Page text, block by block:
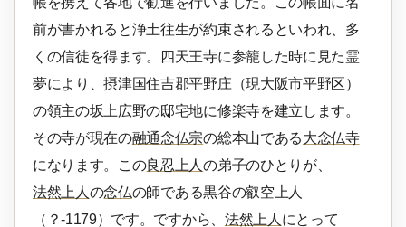
前が書かれると浄土往生が約束されるといわれ、多
くの信徒を得ます。四天王寺に参籠した時に見た霊
夢により、摂津国住吉郡平野庄（現大阪市平野区）
の領主の坂上広野の邸宅地に修楽寺を建立します。
その寺が現在の融通念仏宗の総本山である大念仏寺
になります。この良忍上人の弟子のひとりが、
法然上人 の念仏の師である黒谷の叡空上人
（？-1179）です。ですから、 法然上人 にとって